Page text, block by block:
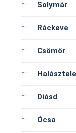
Solymár
Ráckeve
Csömör
Diósd
Ócsa